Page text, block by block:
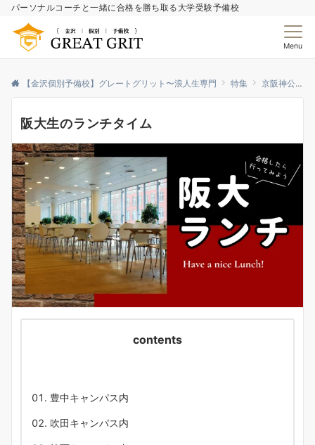
パーソナルコーチと一緒に合格を勝ち取る大学受験予備校
Menu
【金沢個別予備校】グレートグリット〜浪人生専門 特集 京阪神公特集
阪大生のランチタイム
contents
豊中キャンパス内
吹田キャンパス内